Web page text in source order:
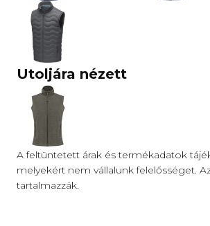
Utoljára nézett
A feltüntetett árak és termékadatok
melyekért nem vállalunk felelősséget.
tartalmazzák.